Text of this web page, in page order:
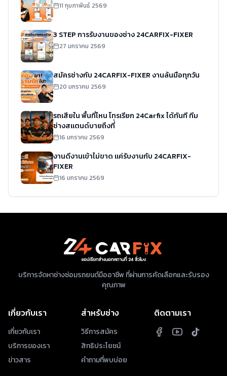
11 กุมภาพันธ์ 2569
3 STEP การรับงานของช่าง 24CARFIX-FIXER
27 มกราคม 2569
สมัครช่างกับ 24CARFIX-FIXER งานล้นมือทุกวัน
20 มกราคม 2569
รถเสียใน พื้นที่ไหน โทรเรียก 24Carfix ได้ทันที ทีม
ช่างสแตนด์บายถึงที่่
16 มกราคม 2569
งานดีงานเข้าไม่ขาด แค่รับงานกับ 24CARFIX-
FIXER
16 มกราคม 2569
บริการจัดหาช่างซ่อมรถยนต์มืออาชีพ ที่ผ่านการคัดเลือกและรับรอง
คุณภาพ
เกี่ยวกับเรา
เกี่ยวกับเรา
บริการของเรา
ข่าวสาร
สำหรับช่าง
วิธีการสมัคร
สิทธิประโยชน์
คำถามที่พบบ่อย
ติดตามเรา